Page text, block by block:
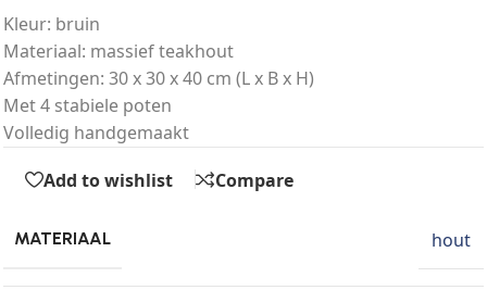
Kleur: bruin
Materiaal: massief teakhout
Afmetingen: 30 x 30 x 40 cm (L x B x H)
Met 4 stabiele poten
Volledig handgemaakt
Add to wishlist
Compare
MATERIAAL hout